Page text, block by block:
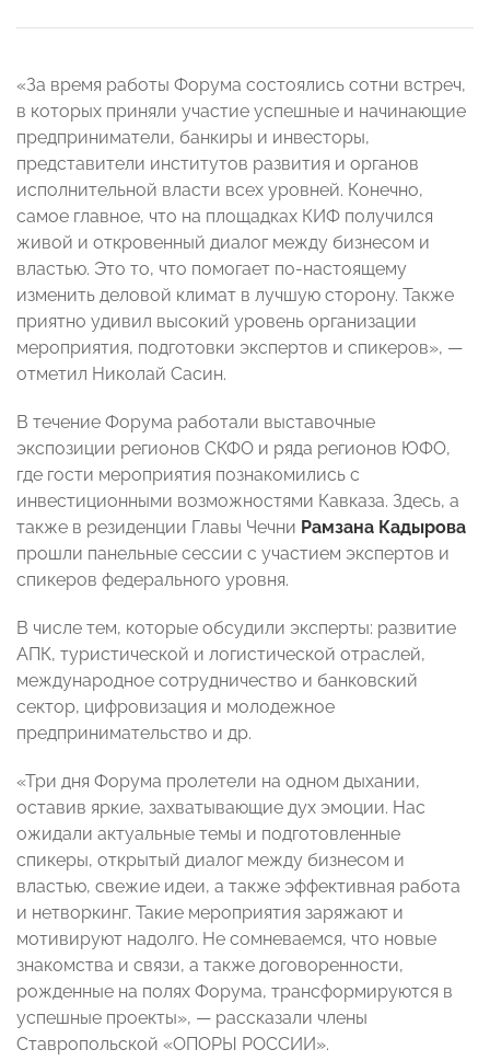
«За время работы Форума состоялись сотни встреч,
в которых приняли участие успешные и начинающие
предприниматели, банкиры и инвесторы,
представители институтов развития и органов
исполнительной власти всех уровней. Конечно,
самое главное, что на площадках КИФ получился
живой и откровенный диалог между бизнесом и
властью. Это то, что помогает по-настоящему
изменить деловой климат в лучшую сторону. Также
приятно удивил высокий уровень организации
мероприятия, подготовки экспертов и спикеров», —
отметил Николай Сасин.
В течение Форума работали выставочные
экспозиции регионов СКФО и ряда регионов ЮФО,
где гости мероприятия познакомились с
инвестиционными возможностями Кавказа. Здесь, а
также в резиденции Главы Чечни Рамзана Кадырова
прошли панельные сессии с участием экспертов и
спикеров федерального уровня.
В числе тем, которые обсудили эксперты: развитие
АПК, туристической и логистической отраслей,
международное сотрудничество и банковский
сектор, цифровизация и молодежное
предпринимательство и др.
«Три дня Форума пролетели на одном дыхании,
оставив яркие, захватывающие дух эмоции. Нас
ожидали актуальные темы и подготовленные
спикеры, открытый диалог между бизнесом и
властью, свежие идеи, а также эффективная работа
и нетворкинг. Такие мероприятия заряжают и
мотивируют надолго. Не сомневаемся, что новые
знакомства и связи, а также договоренности,
рожденные на полях Форума, трансформируются в
успешные проекты», — рассказали члены
Ставропольской «ОПОРЫ РОССИИ».